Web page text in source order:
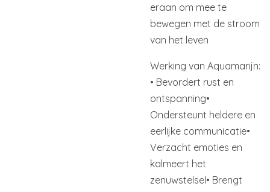
eraan om mee te
bewegen met de stroom
van het leven
Werking van Aquamarijn:
• Bevordert rust en
ontspanning•
Ondersteunt heldere en
eerlijke communicatie•
Verzacht emoties en
kalmeert het
zenuwstelsel• Brengt